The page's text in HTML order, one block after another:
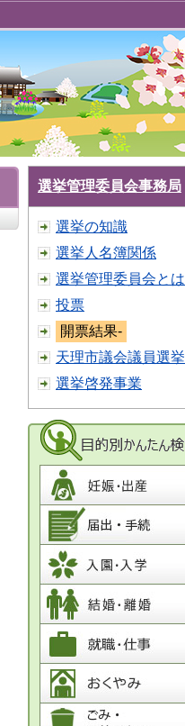
選挙管理委員会事務局
選挙の知識
選挙人名簿関係
選挙管理委員会とは
投票
開票結果-
天理市議会議員選挙
選挙啓発事業